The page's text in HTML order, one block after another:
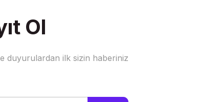
Ol
duyurulardan ilk sizin haberiniz